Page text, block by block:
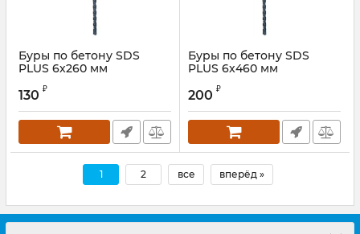
Буры пo бетону SDS
PLUS 6х260 мм
Артикул:
130 ₽
Буры пo бетону SDS
PLUS 6х460 мм
Артикул:
200 ₽
1 2 все вперёд »